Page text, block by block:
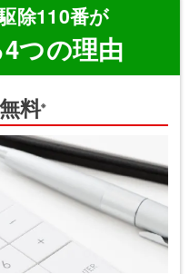
除110番が
つの理由
料※